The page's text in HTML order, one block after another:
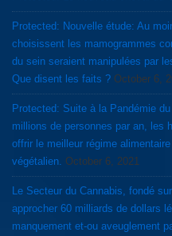
Protected: Nouvelle étude: Au
choisissent les mamogrammes
du sein seraient manipulées par
Que disent les faits ? October 6,
Protected: Suite à la Pandémie
millions de personnes par an, les
offrir le meilleur régime
végétalien. October 6, 2021
Le Secteur du Cannabis, fondé
approcher 60 milliards de dollars
manquement et-ou aveuglement